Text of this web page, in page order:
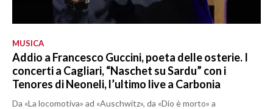
MUSICA
Addio a Francesco Guccini, poeta delle osterie. I
concerti a Cagliari, “Naschet su Sardu” con i
Tenores di Neoneli, l’ultimo live a Carbonia
Da «La locomotiva» ad «Auschwitz», da «Dio è morto» a